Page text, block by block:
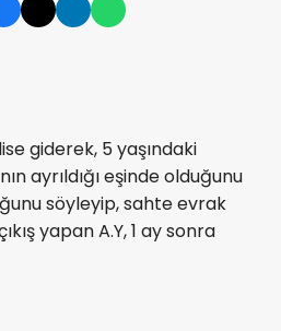
giderek, 5 yaşındaki
ayrıldığı eşinde olduğunu
söyleyip, sahte evrak
yapan A.Y, 1 ay sonra